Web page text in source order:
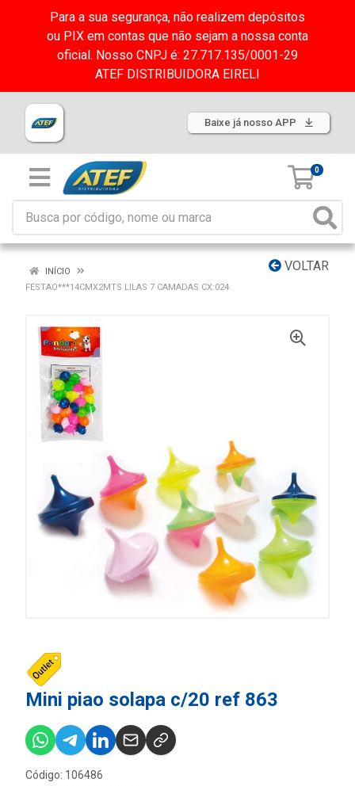
Para a sua segurança, não realizem depósitos
ou PIX em contas que não sejam a nossa conta
oficial. Nosso CNPJ é: 27.717.135/0001-29
ATEF DISTRIBUIDORA EIRELI
Baixe já nosso APP
0
VOLTAR
INÍCIO
FESTAO***14CMX2MTS LILAS 7 CAMADAS CX:024
Mini piao solapa c/20 ref 863
Código: 106486